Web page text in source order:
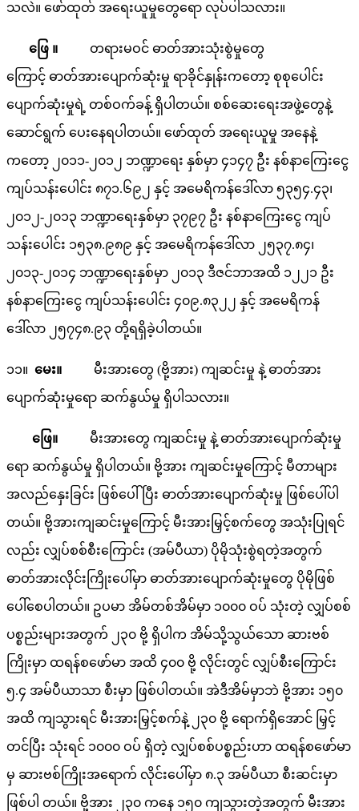
သလဲ။ ဖော်ထုတ် အရေးယူမှုတွေရော လုပ်ပါသလား။
ဖြေ ။ တရားမဝင် ဓာတ်အားသုံးစွဲမှုတွေ
ကြောင့် ဓာတ်အားပျောက်ဆုံးမှု ရာခိုင်နှုန်းကတော့ စုစုပေါင်း
ပျောက်ဆုံးမှုရဲ့ တစ်ဝက်ခန့် ရှိပါတယ်။ စစ်ဆေးရေးအဖွဲ့တွေနဲ့
ဆောင်ရွက် ပေးနေရပါတယ်။ ဖော်ထုတ် အရေးယူမှု အနေနဲ့
ကတော့ ၂၀၁၁-၂၀၁၂ ဘဏ္ဍာရေး နှစ်မှာ ၄၁၄၇ ဦး နစ်နာကြေးငွေ
ကျပ်သန်းပေါင်း ၈၇၁.၆၉၂ နှင့် အမေရိကန်ဒေါ်လာ ၅၃၅၄.၄၃၊
၂၀၁၂-၂၀၁၃ ဘဏ္ဍာရေးနှစ်မှာ ၃၇၉၇ ဦး နစ်နာကြေးငွေ ကျပ်
သန်းပေါင်း ၁၅၃၈.၉၈၉ နှင့် အမေရိကန်ဒေါ်လာ ၂၅၃၇.၈၄၊
၂၀၁၃-၂၀၁၄ ဘဏ္ဍာရေးနှစ်မှာ ၂၀၁၃ ဒီဇင်ဘာအထိ ၁၂၂၁ ဦး
နစ်နာကြေးငွေ ကျပ်သန်းပေါင်း ၄၀၉.၈၃၂၂ နှင့် အမေရိကန်
ဒေါ်လာ ၂၅၇၄၈.၉၃ တို့ရရှိခဲ့ပါတယ်။
၁၁။ မေး။ မီးအားတွေ (ဗို့အား) ကျဆင်းမှု နဲ့ ဓာတ်အား
ပျောက်ဆုံးမှုရော ဆက်နွယ်မှု ရှိပါသလား။
ဖြေ။ မီးအားတွေ ကျဆင်းမှု နဲ့ ဓာတ်အားပျောက်ဆုံးမှု
ရော ဆက်နွယ်မှု ရှိပါတယ်။ ဗို့အား ကျဆင်းမှုကြောင့် မီတာများ
အလည်နှေးခြင်း ဖြစ်ပေါ်ပြီး ဓာတ်အားပျောက်ဆုံးမှု ဖြစ်ပေါ်ပါ
တယ်။ ဗို့အားကျဆင်းမှုကြောင့် မီးအားမြှင့်စက်တွေ အသုံးပြုရင်
လည်း လျှပ်စစ်စီးကြောင်း (အမ်ပီယာ) ပိုမိုသုံးစွဲရတဲ့အတွက်
ဓာတ်အားလိုင်းကြိုးပေါ်မှာ ဓာတ်အားပျောက်ဆုံးမှုတွေ ပိုမိုဖြစ်
ပေါ်စေပါတယ်။ ဥပမာ အိမ်တစ်အိမ်မှာ ၁၀၀၀ ဝပ် သုံးတဲ့ လျှပ်စစ်
ပစ္စည်းများအတွက် ၂၃၀ ဗို့ ရှိပါက အိမ်သို့သွယ်သော ဆားဗစ်
ကြိုးမှာ ထရန်စဖော်မာ အထိ ၄၀၀ ဗို့ လိုင်းတွင် လျှပ်စီးကြောင်း
၅.၄ အမ်ပီယာသာ စီးမှာ ဖြစ်ပါတယ်။ အဲဒီအိမ်မှာဘဲ ဗို့အား ၁၅၀
အထိ ကျသွားရင် မီးအားမြှင့်စက်နဲ့ ၂၃၀ ဗို့ ရောက်ရှိအောင် မြှင့်
တင်ပြီး သုံးရင် ၁၀၀၀ ဝပ် ရှိတဲ့ လျှပ်စစ်ပစ္စည်းဟာ ထရန်စဖော်မာ
မှ ဆားဗစ်ကြိုးအရောက် လိုင်းပေါ်မှာ ၈.၃ အမ်ပီယာ စီးဆင်းမှာ
ဖြစ်ပါ တယ်။ ဗို့အား ၂၃၀ ကနေ ၁၅၀ ကျသွားတဲ့အတွက် မီးအား